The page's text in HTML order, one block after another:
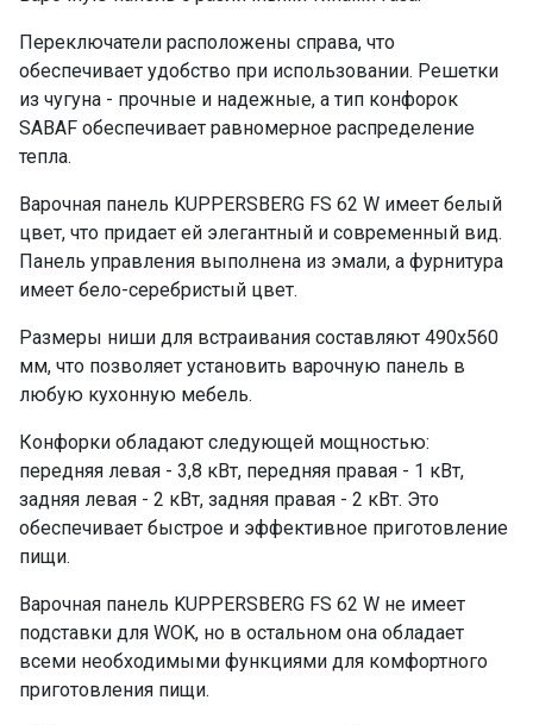
Переключатели расположены справа, что
обеспечивает удобство при использовании. Решетки
из чугуна - прочные и надежные, а тип конфорок
SABAF обеспечивает равномерное распределение
тепла.
Варочная панель KUPPERSBERG FS 62 W имеет белый
цвет, что придает ей элегантный и современный вид.
Панель управления выполнена из эмали, а фурнитура
имеет бело-серебристый цвет.
Размеры ниши для встраивания составляют 490х560
мм, что позволяет установить варочную панель в
любую кухонную мебель.
Конфорки обладают следующей мощностью:
передняя левая - 3,8 кВт, передняя правая - 1 кВт,
задняя левая - 2 кВт, задняя правая - 2 кВт. Это
обеспечивает быстрое и эффективное приготовление
пищи.
Варочная панель KUPPERSBERG FS 62 W не имеет
подставки для WOK, но в остальном она обладает
всеми необходимыми функциями для комфортного
приготовления пищи.